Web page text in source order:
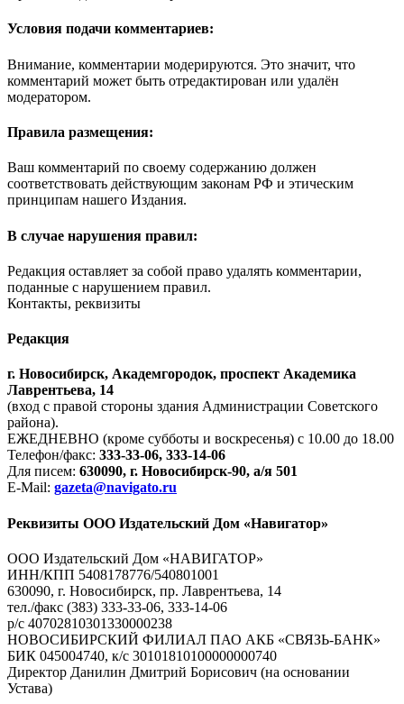
Условия подачи комментариев:
Внимание, комментарии модерируются. Это значит, что
комментарий может быть отредактирован или удалён
модератором.
Правила размещения:
Ваш комментарий по своему содержанию должен
соответствовать действующим законам РФ и этическим
принципам нашего Издания.
В случае нарушения правил:
Редакция оставляет за собой право удалять комментарии,
поданные с нарушением правил.
Контакты, реквизиты
Редакция
г. Новосибирск, Академгородок, проспект Академика
Лаврентьева, 14
(вход с правой стороны здания Администрации Советского
района).
ЕЖЕДНЕВНО (кроме субботы и воскресенья) с 10.00 до 18.00
Телефон/факс: 333-33-06, 333-14-06
Для писем: 630090, г. Новосибирск-90, а/я 501
E-Mail: gazeta@navigato.ru
Реквизиты ООО Издательский Дом «Навигатор»
ООО Издательский Дом «НАВИГАТОР»
ИНН/КПП 5408178776/540801001
630090, г. Новосибирск, пр. Лаврентьева, 14
тел./факс (383) 333-33-06, 333-14-06
р/с 40702810301330000238
НОВОСИБИРСКИЙ ФИЛИАЛ ПАО АКБ «СВЯЗЬ-БАНК»
БИК 045004740, к/с 30101810100000000740
Директор Данилин Дмитрий Борисович (на основании
Устава)